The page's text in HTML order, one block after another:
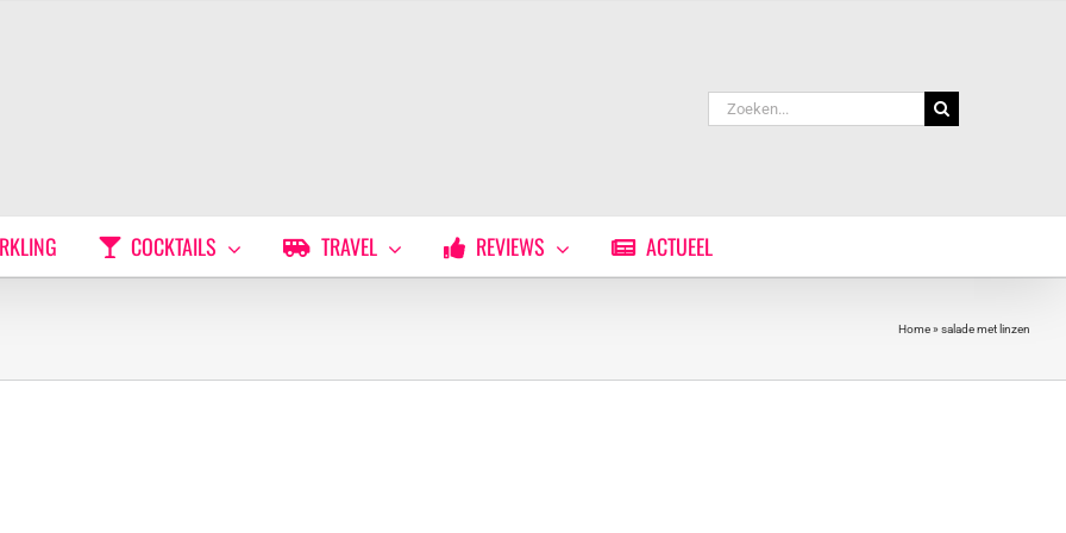
Zoeken
naar:
COCKTAILS TRAVEL REVIEWS ACTUEEL
Home» salade met linzen